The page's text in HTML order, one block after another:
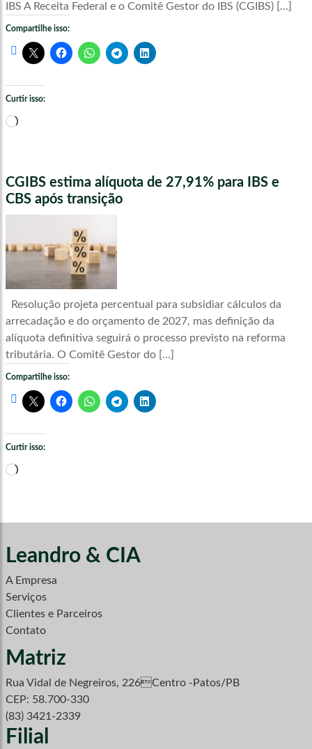
IBS A Receita Federal e o Comitê Gestor do IBS (CGIBS) […]
Compartilhe isso:
Curtir isso:
Carregando...
CGIBS estima alíquota de 27,91% para IBS e
CBS após transição
Resolução projeta percentual para subsidiar cálculos da
arrecadação e do orçamento de 2027, mas definição da
alíquota definitiva seguirá o processo previsto na reforma
tributária. O Comitê Gestor do […]
Compartilhe isso:
Curtir isso:
Carregando...
Leandro & CIA
A Empresa
Serviços
Clientes e Parceiros
Contato
Matriz
Rua Vidal de Negreiros, 226Centro -Patos/PB
CEP: 58.700-330
(83) 3421-2339
Filial